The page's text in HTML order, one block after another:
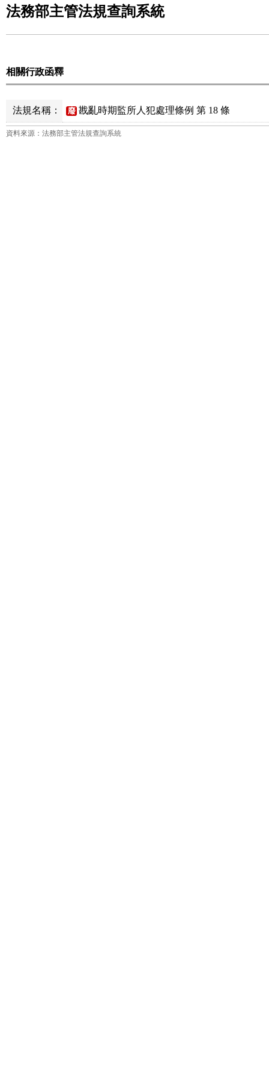
法務部主管法規查詢系統
相關行政函釋
法規名稱： 廢 戡亂時期監所人犯處理條例 第 18 條
資料來源：法務部主管法規查詢系統